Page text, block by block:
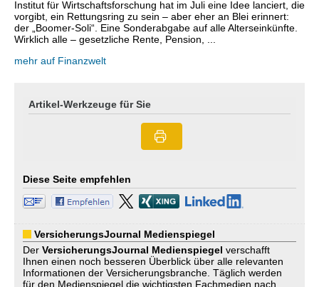
Institut für Wirtschaftsforschung hat im Juli eine Idee lanciert, die
vorgibt, ein Rettungsring zu sein – aber eher an Blei erinnert:
der „Boomer-Soli“. Eine Sonderabgabe auf alle Alterseinkünfte.
Wirklich alle – gesetzliche Rente, Pension, ...
mehr auf Finanzwelt
Artikel-Werkzeuge für Sie
Diese Seite empfehlen
VersicherungsJournal Medienspiegel
Der VersicherungsJournal Medienspiegel verschafft
Ihnen einen noch besseren Überblick über alle relevanten
Informationen der Versicherungsbranche. Täglich werden
für den Medienspiegel die wichtigsten Fachmedien nach